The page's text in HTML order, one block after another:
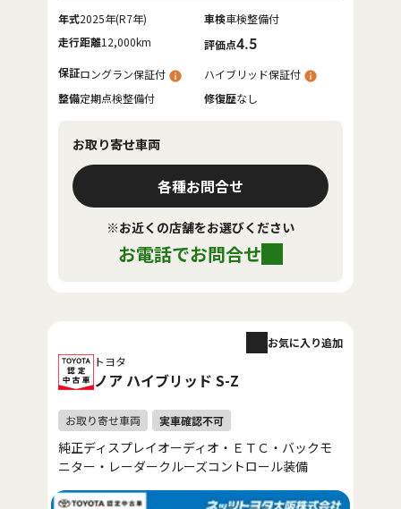
年式2025年(R7年) 車検車検整備付
走行距離12,000km 評価点4.5
保証ロングラン保証付
ハイブリッド保証付
整備定期点検整備付 修復歴なし
お取り寄せ車両
各種お問合せ
※お近くの店舗をお選びください
お電話でお問合せ
トヨタ
ノア ハイブリッド S-Z
お気に入り追加
純正ディスプレイオーディオ・ＥＴＣ・バックモ
ニター・レーダークルーズコントロール装備